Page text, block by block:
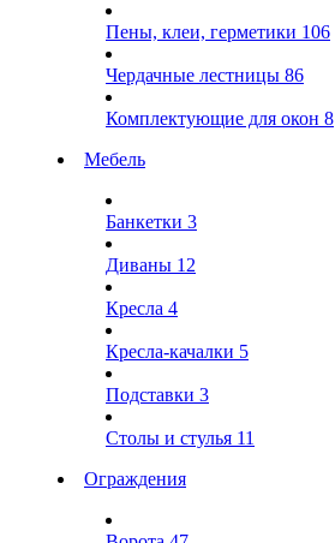
Пены, клеи, герметики 106
Чердачные лестницы 86
Комплектующие для окон 8
Мебель
Банкетки 3
Диваны 12
Кресла 4
Кресла-качалки 5
Подставки 3
Столы и стулья 11
Ограждения